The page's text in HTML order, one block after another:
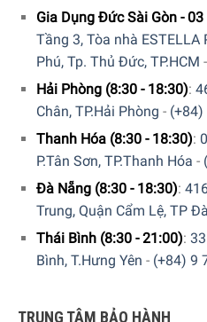
Chế độ sưởi sinh thái
Quạt Rowenta HQ7112 Air
chế độ sưởi sinh thái sẽ tiết
bảo vệ môi trường. So với
Chế độ làm nóng và làm mát
được tự động điều chỉnh theo
Gia Dụng Đức Sài Gòn -
Tầng 3, Tòa nhà ESTELLA
Phú, Tp. Thủ Đức, TP.HCM -
Hải Phòng (8:30 - 18:30):
Chân, TP.Hải Phòng -
Thanh Hóa (8:30 - 18:30):
P.Tân Sơn, TP.Thanh Hóa -
Đà Nẵng (8:30 - 18:30):
Trung, Quận Cẩm Lệ, TP
Thái Bình (8:30 - 21:00):
Bình, T.Hưng Yên - (+84) 9
TRUNG TÂM BẢO HÀNH